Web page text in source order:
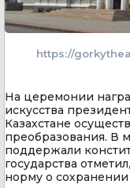
https://
На церемонии
искусства
Казахстане
преобразования. В
поддержали
государства
норму о сохранении